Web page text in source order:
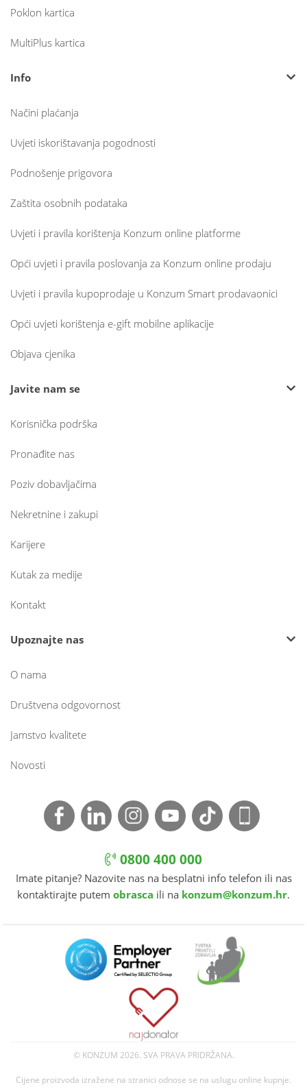
Poklon kartica
MultiPlus kartica
Info
Načini plaćanja
Uvjeti iskorištavanja pogodnosti
Podnošenje prigovora
Zaštita osobnih podataka
Uvjeti i pravila korištenja Konzum online platforme
Opći uvjeti i pravila poslovanja za Konzum online prodaju
Uvjeti i pravila kupoprodaje u Konzum Smart prodavaonici
Opći uvjeti korištenja e-gift mobilne aplikacije
Objava cjenika
Javite nam se
Korisnička podrška
Pronađite nas
Poziv dobavljačima
Nekretnine i zakupi
Karijere
Kutak za medije
Kontakt
Upoznajte nas
O nama
Društvena odgovornost
Jamstvo kvalitete
Novosti
0800 400 000
Imate pitanje? Nazovite nas na besplatni info telefon ili nas
kontaktirajte putem obrasca ili na konzum@konzum.hr.
© KONZUM 2026. SVA PRAVA PRIDRŽANA.
Cijene proizvoda izražene na stranici odnose se na uslugu online kupnje.